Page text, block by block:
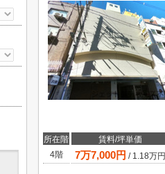
所在階 賃料/坪単価
4階
7万7,000円 / 1.18万円